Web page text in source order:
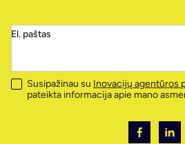
El. paštas
Susipažinau su Inovacijų agentūros
pateikta informacija apie mano